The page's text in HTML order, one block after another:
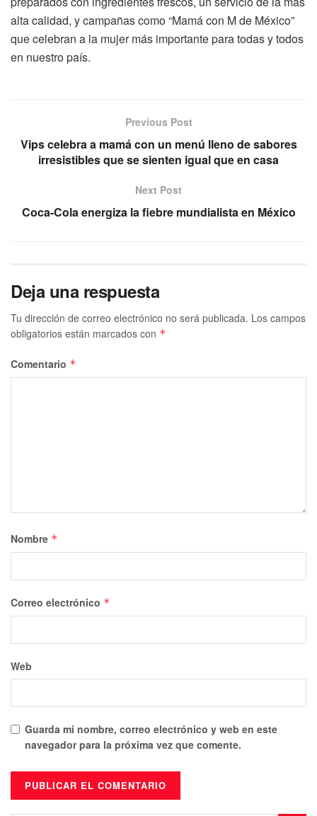
alta calidad, y campañas como “Mamá con M de México”
que celebran a la mujer más importante para todas y todos
en nuestro país.
Previous Post
Vips celebra a mamá con un menú lleno de sabores
irresistibles que se sienten igual que en casa
Next Post
Coca-Cola energiza la fiebre mundialista en México
Deja una respuesta
Tu dirección de correo electrónico no será publicada. Los campos
obligatorios están marcados con *
Comentario *
Nombre *
Correo electrónico *
Web
Guarda mi nombre, correo electrónico y web en este
navegador para la próxima vez que comente.